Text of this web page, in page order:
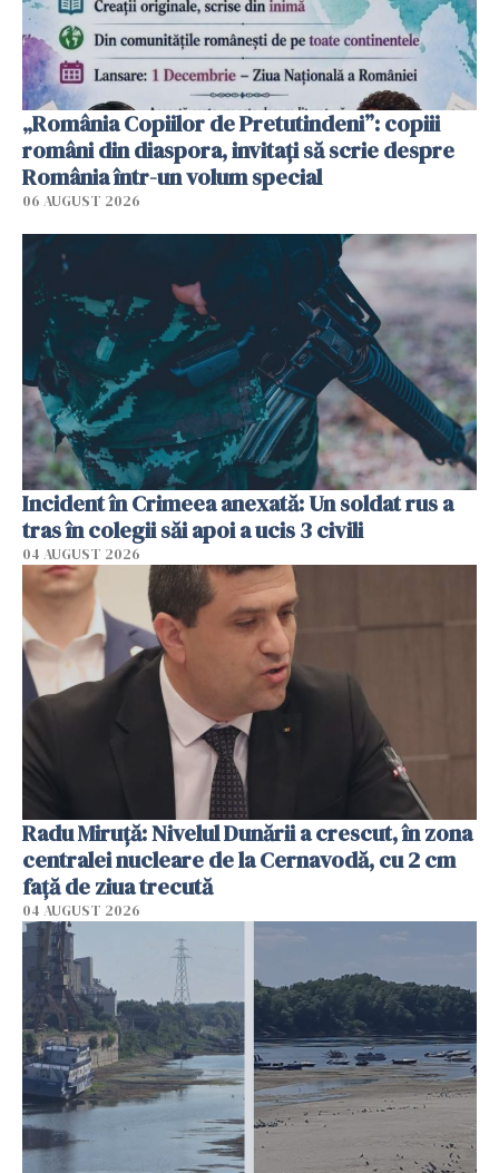
„România Copiilor de Pretutindeni”: copiii
români din diaspora, invitați să scrie despre
România într-un volum special
06 AUGUST 2026
Incident în Crimeea anexată: Un soldat rus a
tras în colegii săi apoi a ucis 3 civili
04 AUGUST 2026
Radu Miruţă: Nivelul Dunării a crescut, în zona
centralei nucleare de la Cernavodă, cu 2 cm
faţă de ziua trecută
04 AUGUST 2026